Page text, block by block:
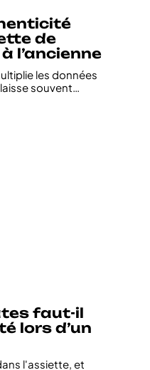
de
l’ancienne
les données
souvent…
faut-il
lors d’un
l'assiette, et